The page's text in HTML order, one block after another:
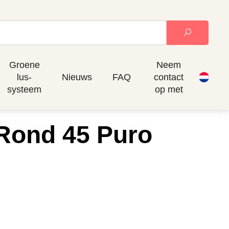
Groene
lus-
systeem
Nieuws FAQ
Neem
contact
op met
45 Puro